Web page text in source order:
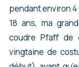
pendant environ 4
18 ans, ma
coudre Pfaff de
vingtaine de